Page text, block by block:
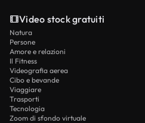
Video stock gratuiti
Natura
Persone
Amore e relazioni
Il Fitness
Videografia aerea
Cibo e bevande
Viaggiare
Trasporti
Tecnologia
Zoom di sfondo virtuale